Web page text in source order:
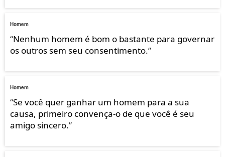
Homem
“Nenhum homem é bom o bastante para governar
os outros sem seu consentimento.”
Homem
“Se você quer ganhar um homem para a sua
causa, primeiro convença-o de que você é seu
amigo sincero.”